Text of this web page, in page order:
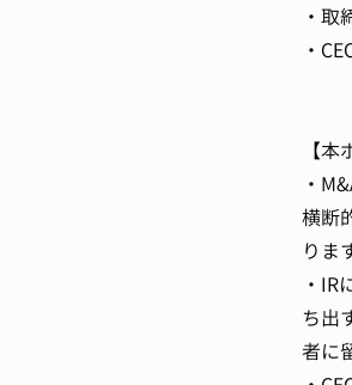
・取
・
【
・
横断
りま
・IR
ち出
者に